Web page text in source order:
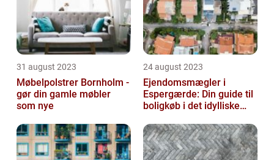
31 august 2023
Møbelpolstrer Bornholm -
gør din gamle møbler
som nye
24 august 2023
Ejendomsmægler i
Espergærde: Din guide til
boligkøb i det idylliske